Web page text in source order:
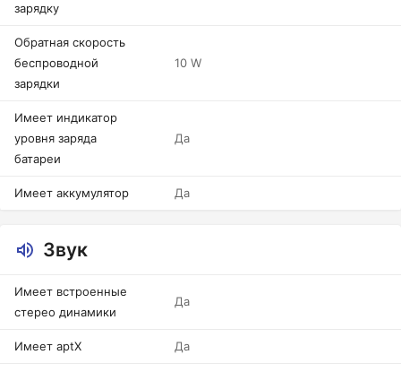
зарядку
Обратная скорость
беспроводной
зарядки
10 W
Имеет индикатор
уровня заряда
батареи
Да
Имеет аккумулятор Да
Звук
Имеет встроенные
стерео динамики
Да
Имеет aptX Да